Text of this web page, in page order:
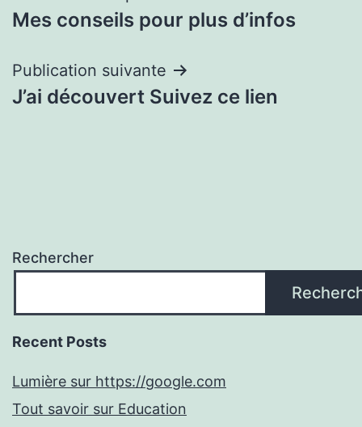
de
l’article
Mes conseils pour plus d’infos
Publication suivante
J’ai découvert Suivez ce lien
Rechercher
Recent Posts
Lumière sur https://google.com
Tout savoir sur Education